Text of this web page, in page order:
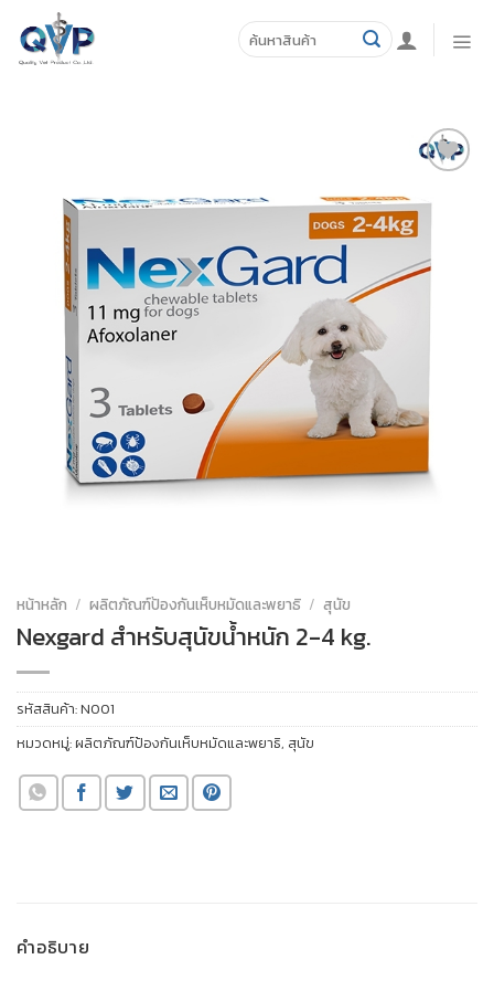
content
ค้นหา:
ADD TO
WISHLIST
หน้าหลัก / ผลิตภัณฑ์ป้องกันเห็บหมัดและพยาธิ / สุนัข
Nexgard สำหรับสุนัขน้ำหนัก 2-4 kg.
รหัสสินค้า: N001
หมวดหมู่: ผลิตภัณฑ์ป้องกันเห็บหมัดและพยาธิ, สุนัข
คำอธิบาย